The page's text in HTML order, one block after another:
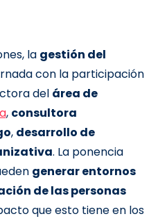
la gestión del
con la participación
del área de
, consultora
, desarrollo de
. La ponencia
generar entornos
de las personas
que esto tiene en los